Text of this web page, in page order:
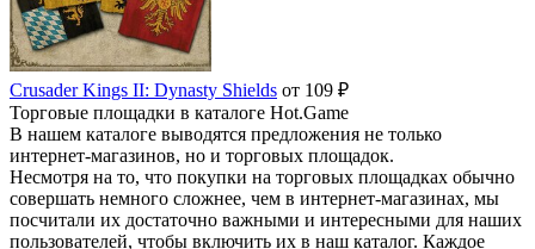
Crusader Kings II: Dynasty Shields от 109 ₽
Торговые площадки в каталоге Hot.Game
В нашем каталоге выводятся предложения не только
интернет-магазинов, но и торговых площадок.
Несмотря на то, что покупки на торговых площадках обычно
совершать немного сложнее, чем в интернет-магазинах, мы
посчитали их достаточно важными и интересными для наших
пользователей, чтобы включить их в наш каталог. Каждое